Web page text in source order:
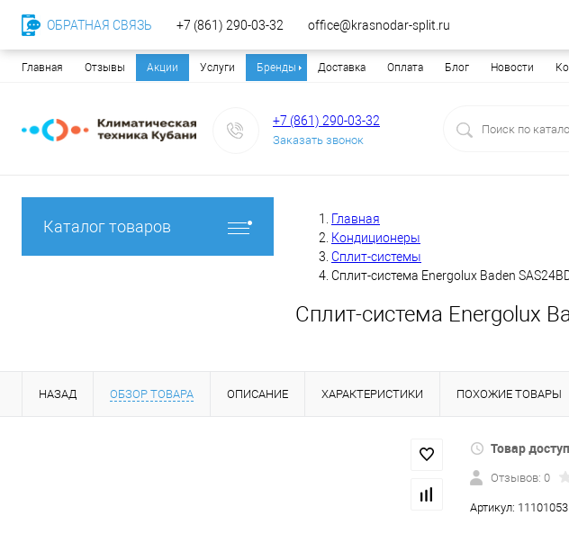
Главная Отзывы Акции Услуги Бренды Доставка Оплата Блог Новости
+7 (861) 290-03-32
Заказать звонок
Каталог товаров
Главная
Кондиционеры
Сплит-системы
Сплит-система Energolux Baden
Сплит-система Energolux
НАЗАД ОБЗОР ТОВАРА ОПИСАНИЕ ХАРАКТЕРИСТИКИ ПОХОЖИЕ ТОВАРЫ
Товар
Отзывов: 0
Артикул: 11101053
ОБРАТНАЯ СВЯЗЬ +7 (861) 290-03-32 office@krasnodar-split.ru